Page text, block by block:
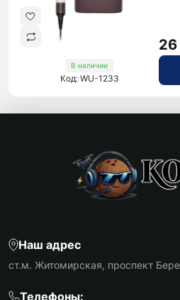
В наличии
Код: WU-1233
Наш адрес
ст.м. Житомирская, проспект
Телефоны: